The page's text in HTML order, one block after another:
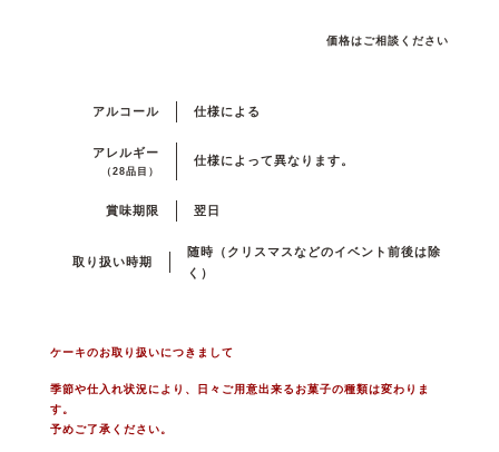
価格はご相談ください
アルコール 仕様による
アレルギー
（28品目）
仕様によって異なります。
賞味期限 翌日
取り扱い時期
随時（クリスマスなどのイベント前後は除
く）
ケーキのお取り扱いにつきまして
季節や仕入れ状況により、日々ご用意出来るお菓子の種類は変わりま
す。
予めご了承ください。